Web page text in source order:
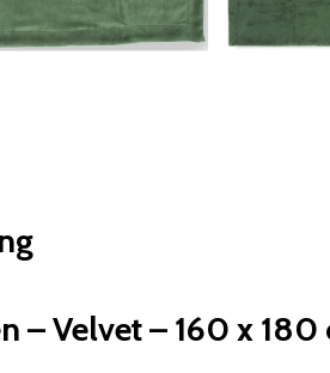
– Velvet – 160 x 180